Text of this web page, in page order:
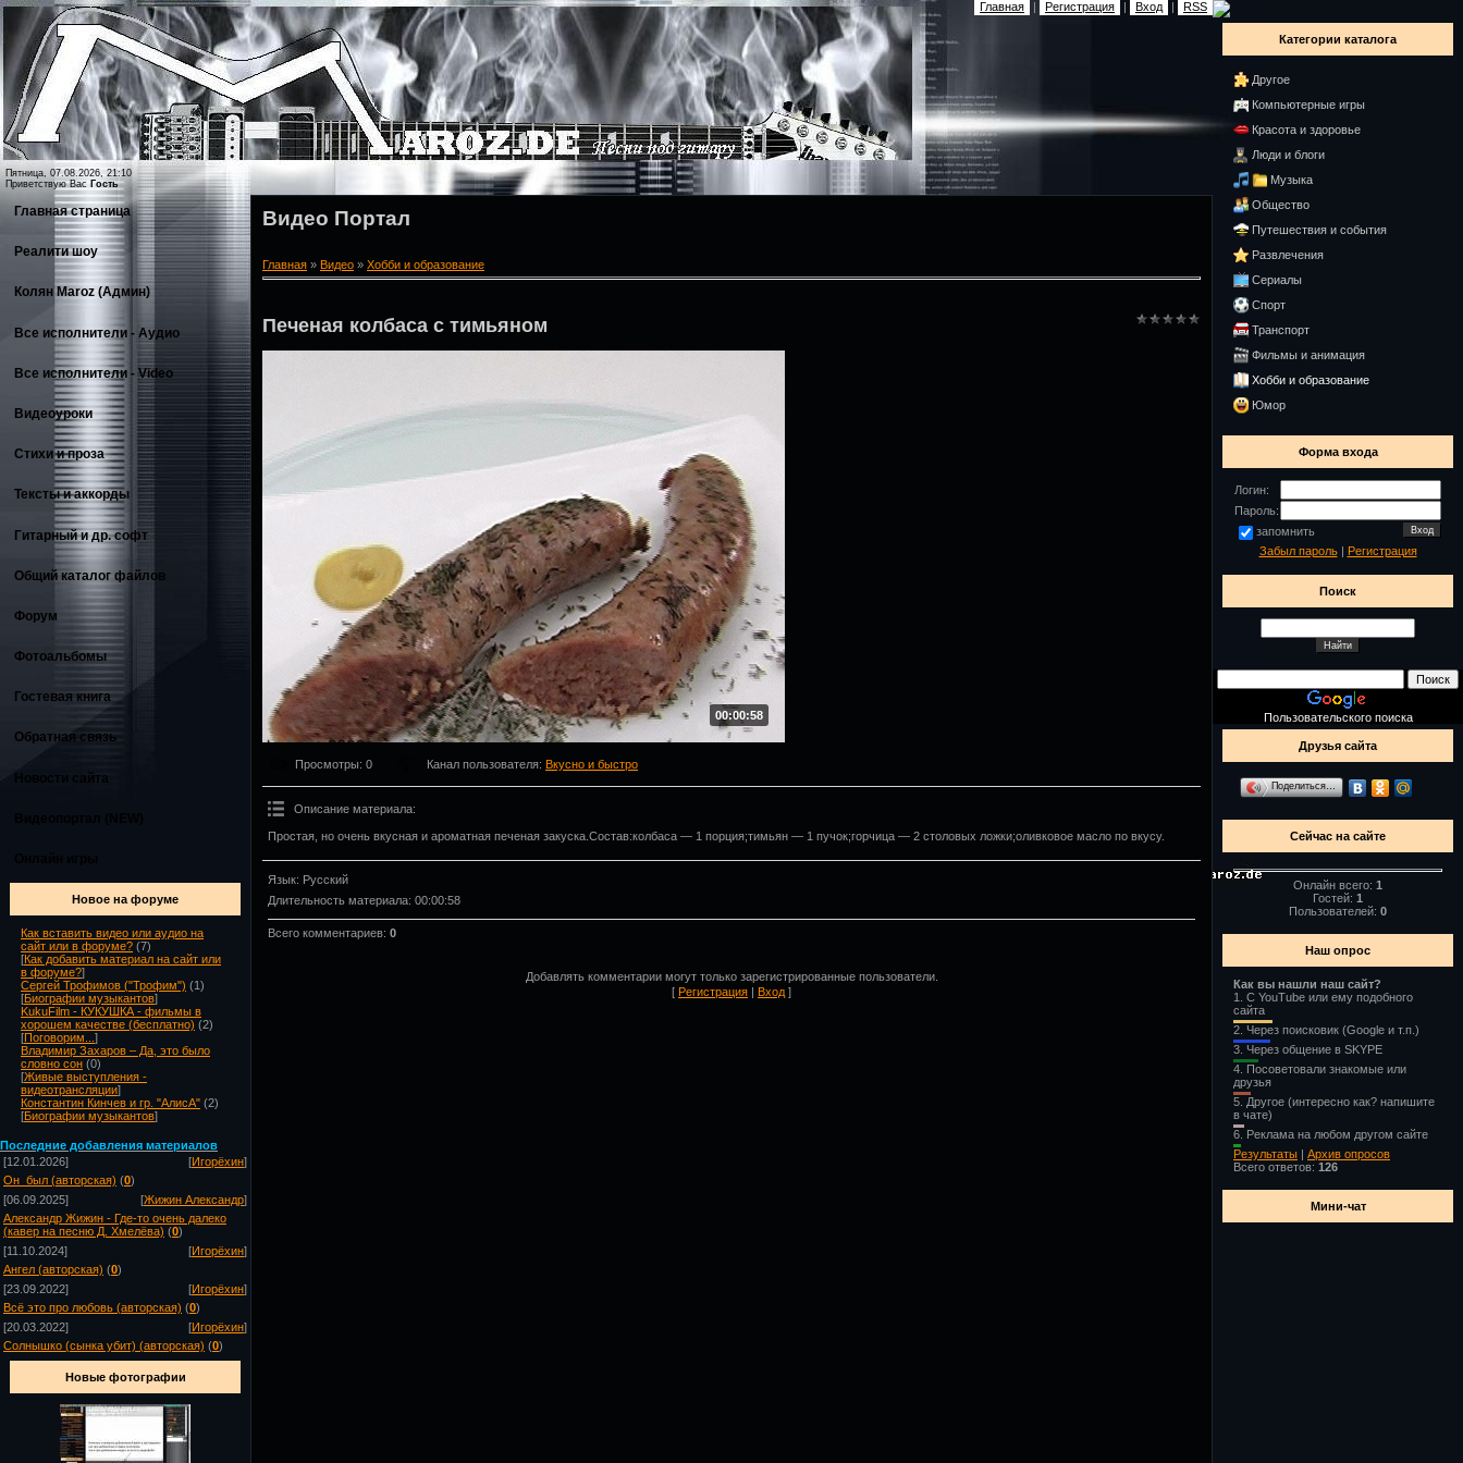
Главная | Регистрация | Вход | RSS
Пятница, 07.08.2026, 21:10
Приветствую Вас Гость
Главная страница
Реалити шоу
Колян Maroz (Админ)
Все исполнители - Аудио
Все исполнители - Video
Видеоуроки
Стихи и проза
Тексты и аккорды
Гитарный и др. софт
Общий каталог файлов
Форум
Фотоальбомы
Гостевая книга
Обратная связь
Новости сайта
Новое на форуме
Как вставить видео или аудио на
сайт или в форуме? (7)
[Как добавить материал на сайт или
в форуме?]
Сергей Трофимов ("Трофим") (1)
[Биографии музыкантов]
KukuFilm - КУКУШКА - фильмы в
хорошем качестве (бесплатно) (2)
[Поговорим... ]
Владимир Захаров – Да, это было
словно сон (0)
[Живые выступления -
видеотрансляции]
Константин Кинчев и гр. "АлисА" (2)
[Биографии музыкантов]
Последние добавления материалов
[12.01.2026]
[Игорёхин]
Он_был (авторская) (0)
[06.09.2025]
[Жижин Александр]
Александр Жижин - Где-то очень далеко
(кавер на песню Д. Хмелёва) (0)
[11.10.2024]
[Игорёхин]
Ангел (авторская) (0)
[23.09.2022]
[Игорёхин]
Всё это про любовь (авторская) (0)
[20.03.2022]
[Игорёхин]
Солнышко (сынка убит) (авторская) (0)
Новые фотографии
Видео Портал
Главная » Видео » Хобби и образование
Печеная колбаса с тимьяном
00:00:58
Просмотры: 0 Канал пользователя: Вкусно и быстро
Описание материала:
Простая, но очень вкусная и ароматная печеная закуска.Состав:колбаса — 1 порция;тимьян — 1 пучок;горчица — 2 столовых ложки;оливковое масло по вкусу.
Язык: Русский
Длительность материала: 00:00:58
Всего комментариев: 0
Добавлять комментарии могут только зарегистрированные пользователи.
[ Регистрация | Вход ]
Категории каталога
Другое
Компьютерные игры
Красота и здоровье
Люди и блоги
Музыка
Общество
Путешествия и события
Развлечения
Сериалы
Спорт
Транспорт
Фильмы и анимация
Хобби и образование
Юмор
Форма входа
Логин:
Пароль:
запомнить
Забыл пароль| Регистрация
Поиск
Пользовательского поиска
Друзья сайта
Поделиться…
Сейчас на сайте
Онлайн всего: 1
Гостей: 1
Пользователей: 0
Наш опрос
Как вы нашли наш сайт?
1. С YouTube или ему подобного
сайта
2. Через поисковик (Google и т.п.)
3. Через общение в SKYPE
4. Посоветовали знакомые или
друзья
5. Другое (интересно как? напишите
в чате)
6. Реклама на любом другом сайте
Результаты | Архив опросов
Всего ответов: 126
Мини-чат